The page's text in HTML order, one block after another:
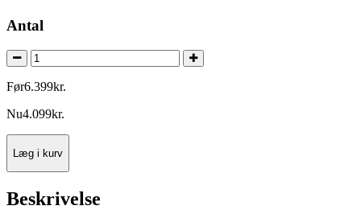
Antal
Før6.399kr.
Nu4.099kr.
Læg i kurv
Beskrivelse